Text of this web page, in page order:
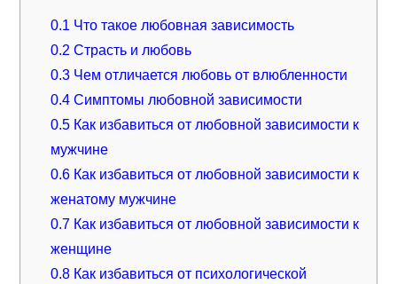
0.1 Что такое любовная зависимость
0.2 Страсть и любовь
0.3Чем отличается любовь от влюбленности
0.4Симптомы любовной зависимости
0.5Как избавиться от любовной зависимости к
мужчине
0.6Как избавиться от любовной зависимости к
женатому мужчине
0.7Как избавиться от любовной зависимости к
женщине
0.8Как избавиться от психологической